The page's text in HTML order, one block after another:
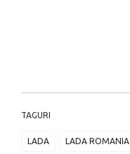
TAGURI
LADA LADA ROMANIA